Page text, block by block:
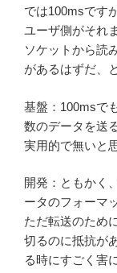
では100msです
ユーザ側がそれ
ソケットから読
があるはずだ、
基盤：100msで
数のデータを送
実用的で無いと
開発：ともかく
ータのフォーマ
ただ転送のため
切るのに抵抗が
る時にすごく害